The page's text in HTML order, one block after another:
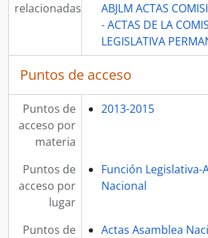
relacionadas
ABJLM ACTAS
- ACTAS DE LA
LEGISLATIVA
Puntos de acceso
Puntos de
acceso por
materia
2013-2015
Puntos de
acceso por
lugar
Función Legislativa-
Nacional
Puntos de
Actas Asamblea